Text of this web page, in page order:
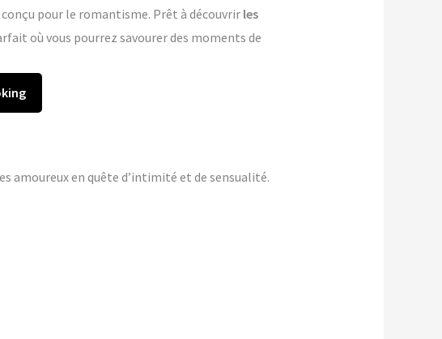
pour le romantisme. Prêt à découvrir les
où vous pourrez savourer des moments de
amoureux en quête d’intimité et de sensualité.